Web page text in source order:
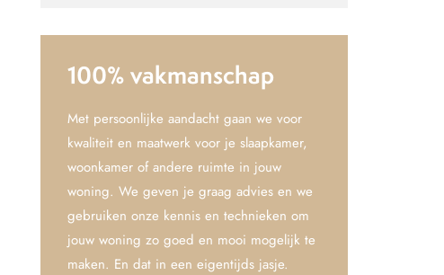
100% vakmanschap
Met persoonlijke aandacht gaan we voor
kwaliteit en maatwerk voor je slaapkamer,
woonkamer of andere ruimte in jouw
woning. We geven je graag advies en we
gebruiken onze kennis en technieken om
jouw woning zo goed en mooi mogelijk te
maken. En dat in een eigentijds jasje.